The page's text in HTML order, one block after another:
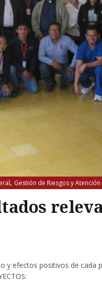
, Gestión de Riesgos y
y efectos positivos de cada